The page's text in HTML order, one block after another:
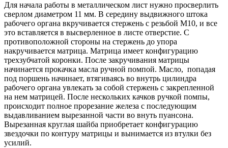
Для начала работы в металлическом лист нужно просверлить
сверлом диаметром 11 мм. В середину выдвижного штока
рабочего органа вкручивается стержень с резьбой М10, и все
это вставляется в высверленное в листе отверстие. С
противоположной стороны на стержень до упора
накручивается матрица. Матрица имеет конфигурацию
трехзубчатой коронки. После закручивания матрицы
начинается прокачка масла ручной помпой. Масло, попадая
под поршень начинает, втягиваясь во внутрь цилиндра
рабочего органа увлекать за собой стержень с закрепленной
на нем матрицей. После нескольких качков ручкой помпы,
происходит полное прорезание железа с последующим
выдавливанием вырезанной части во внуть пуансона.
Вырезанная круглая шайба приобретает конфигурацию
звездочки по контуру матрицы и вынимается из втулки без
усилий.